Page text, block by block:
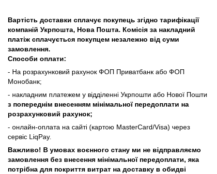
Вартість доставки сплачує покупець згідно тарифікації
компаній Укрпошта, Нова Пошта. Комісія за накладний
платіж сплачується покупцем незалежно від суми
замовлення.
Способи оплати:
- На розрахунковий рахунок ФОП Приватбанк або ФОП
Монобанк;
- накладним платежем у відділенні Укрпошти або Нової Пошти
з попереднім внесенням мінімальної передоплати на
розрахунковий рахунок;
- онлайн-оплата на сайті (картою MasterCard/Visa) через
сервіс LiqPay.
Важливо! В умовах воєнного стану ми не відправляємо
замовлення без внесення мінімальної передоплати, яка
потрібна для покриття витрат на доставку в обидві